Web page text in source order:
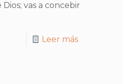
vas a concebir
Leer más